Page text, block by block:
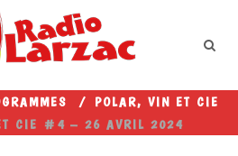
/ POLAR, VIN ET CIE
CIE #4 – 26 AVRIL 2024